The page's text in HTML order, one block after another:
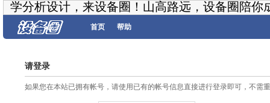
学分析设计，来设备圈！山高路远，设备圈陪你
首页 帮助
请登录
如果您在本站已拥有帐号，请使用已有的帐号信息直接进行登录即可，不需